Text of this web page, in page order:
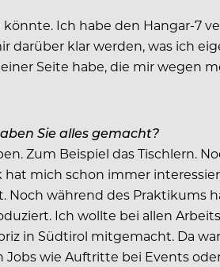
Ich habe den Hangar-7
klar werden, was ich
Seite habe, die mir
Sie alles gemacht?
Zum Beispiel das Tischlern.
mich schon immer
während des Praktikums
Ich wollte bei allen
in Südtirol mitgemacht. Da
wie Auftritte bei Events